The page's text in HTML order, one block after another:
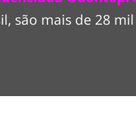
são mais de 28